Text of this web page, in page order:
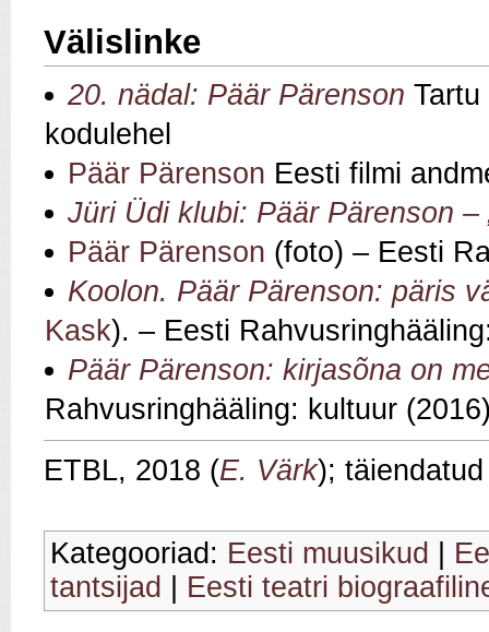
Välislinke
20. nädal: Päär Pärenson
kodulehel
Päär Pärenson Eesti filmi
Jüri Üdi klubi: Päär Pärenson –
Päär Pärenson (foto) – Eesti
Koolon. Päär Pärenson: päris
Kask). – Eesti
Päär Pärenson: kirjasõna on
Rahvusringhääling: kultuur
ETBL, 2018 (E. Värk);
Kategooriad: Eesti muusikud
tantsijad
Eesti teatri